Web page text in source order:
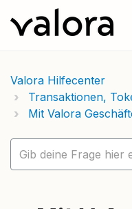
Valora Hilfecenter
Transaktionen,
Mit Valora